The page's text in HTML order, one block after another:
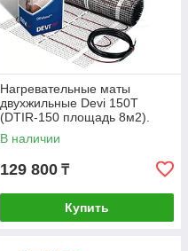
Нагревательные маты
двухжильные Devi 150Т
(DTIR-150 площадь 8м2).
Дания.
В наличии
129 800 ₸
Купить